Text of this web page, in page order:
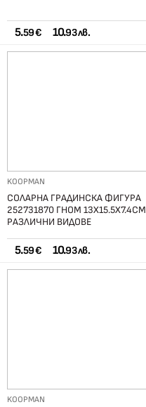
5.59 € 10.93 лв.
KOOPMAN
СОЛАРНА ГРАДИНСКА ФИГУРА
252731870 ГНОМ 13X15.5X7.4СМ
РАЗЛИЧНИ ВИДОВЕ
5.59 € 10.93 лв.
KOOPMAN